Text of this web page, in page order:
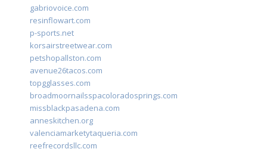
gabriovoice.com
resinflowart.com
p-sports.net
korsairstreetwear.com
petshopallston.com
avenue26tacos.com
topgglasses.com
broadmoornailsspacoloradosprings.com
missblackpasadena.com
anneskitchen.org
valenciamarketytaqueria.com
reefrecordsllc.com